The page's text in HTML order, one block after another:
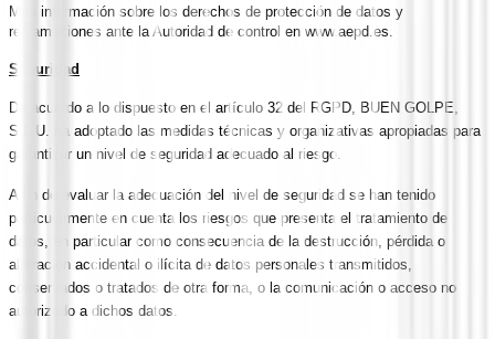
Más información sobre los derechos de protección de datos y
reclamaciones ante la Autoridad de control en www.aepd.es.
Seguridad
De acuerdo a lo dispuesto en el artículo 32 del RGPD,
BUEN GOLPE,
S.L.U.
ha adoptado las medidas técnicas y organizativas apropiadas para
garantizar un nivel de seguridad adecuado al riesgo.
A fin de evaluar la adecuación del nivel de seguridad se han tenido
particularmente en cuenta los riesgos que presenta el tratamiento de
datos, en particular como consecuencia de la destrucción, pérdida o
alteración accidental o ilícita de datos personales transmitidos,
conservados o tratados de otra forma, o la comunicación o acceso no
autorizado a dichos datos.